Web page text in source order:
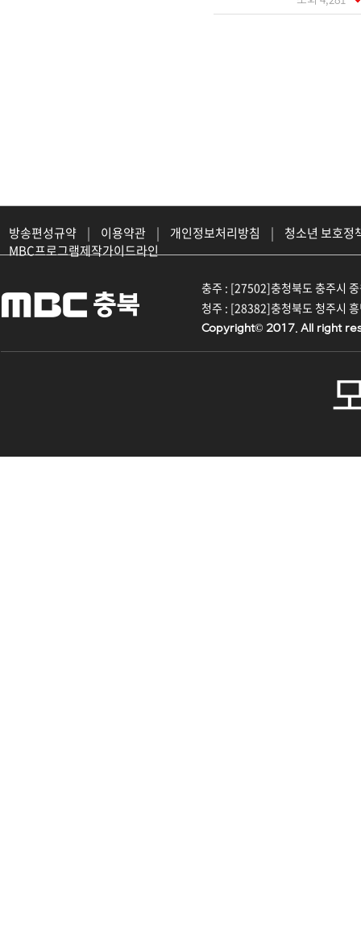
방송편성규약 | 이용약관 | 개인정보처리방침 |
청소년 보호정
MBC프로그램제작가이드라인
충주 : [27502]충청북도 충주시
청주 : [28382]충청북도 청주시
Copyright© 2017. All right